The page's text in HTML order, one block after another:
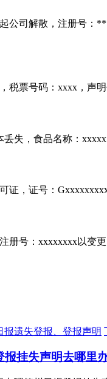
公司解散，注册号：
税票号码：xxxx，声明
失，食品名称：
证，证号：
册号：xxxxxxxx以变
报遗失登报、登报声明
报挂失声明去哪里